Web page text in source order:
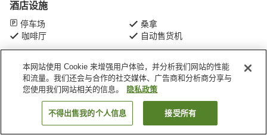
酒店设施
停车场
桑拿
咖啡厅
自动售货机
首页 日本 群马县 沼田 老神温泉 吟松亭AWASHIMA
搜索客房
本网站使用 Cookie 来增强用户体验，并分析我们网站的性能
和流量。我们还会与合作的社交媒体、广告商和分析商分享与
您使用我们网站相关的信息。
隐私政策
不得出售我的个人信息 接受所有